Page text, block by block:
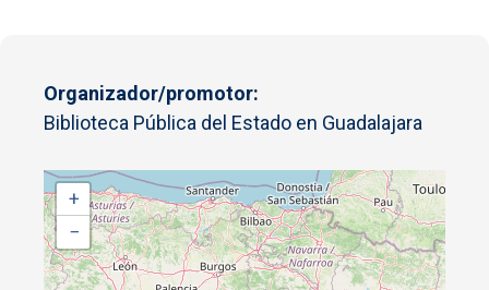
Organizador/promotor
Biblioteca Pública del Estado en Guadalajara
+
−